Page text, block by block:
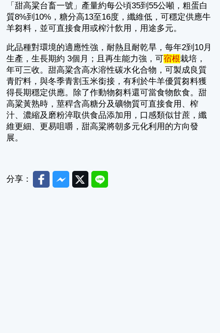
「甜高粱台畜一號」產量約每公頃35到55公噸，粗蛋白
質8%到10%，糖分高13至16度，纖維低，可穩定供應牛
羊芻料，並可直接食用或榨汁飲用，用途多元。
此品種對環境的適應性強，耐熱且耐乾旱，每年2到10月
生產，生長期約 3個月；且再生能力強，可宿根栽培，
年可三收。甜高粱含高水溶性碳水化合物，可製成良質
青貯料，與冬季青割玉米銜接，有利於牛羊優質芻料獲
得長期穩定供應。除了作動物芻料還可當食物飲食。甜
高粱黃熟時，莖稈含高糖分及礦物質可直接食用、榨
汁、濃縮及磨粉淬取供食品添加用，口感類似甘蔗，纖
維更細、更易咀嚼，甜高粱將朝多元化利用的方向發
展。
分享： FacebookMessenger
TwitterLine